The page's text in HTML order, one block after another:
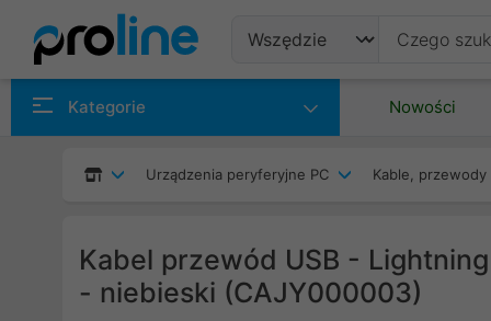
Kategorie Nowości
Urządzenia peryferyjne PC Kable,
Kabel przewód USB -
- niebieski (CAJY000003)